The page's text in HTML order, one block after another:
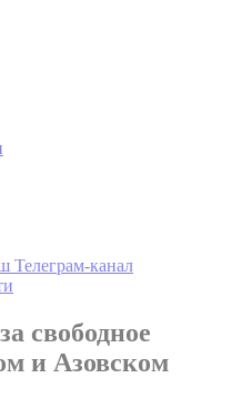
Телеграм-канал
свободное
и Азовском